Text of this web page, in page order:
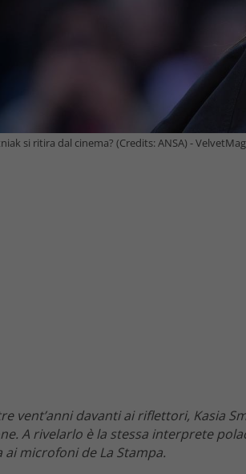
si ritira dal cinema? (Credits: ANSA) - VelvetMag
vent’anni davanti ai riflettori, Kasia
A rivelarlo è la stessa interprete
ai microfoni de La Stampa.